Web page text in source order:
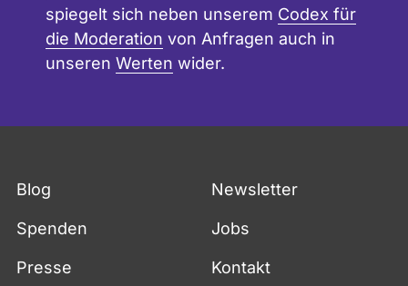
spiegelt sich neben unserem Codex für
die Moderation von Anfragen auch in
unseren Werten wider.
Blog Newsletter
Spenden Jobs
Presse Kontakt